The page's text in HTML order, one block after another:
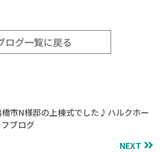
ログ一覧に戻る
市N様邸の上棟式でした♪ハルクホー
ブログ
NEXT